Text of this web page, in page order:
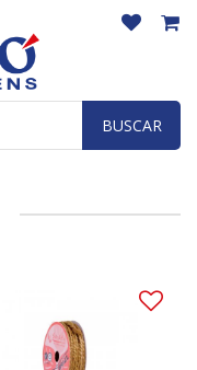
BUSCAR